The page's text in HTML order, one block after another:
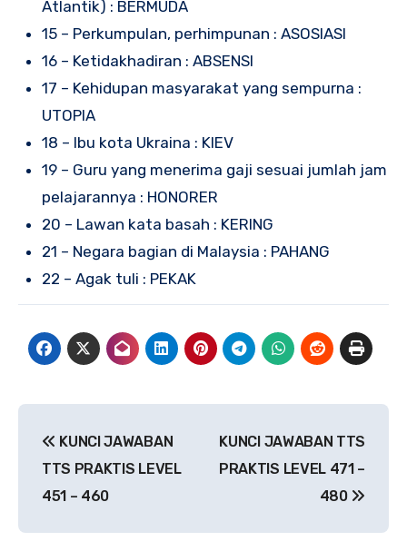
Atlantik) : BERMUDA
15 – Perkumpulan, perhimpunan : ASOSIASI
16 – Ketidakhadiran : ABSENSI
17 – Kehidupan masyarakat yang sempurna :
UTOPIA
18 – Ibu kota Ukraina : KIEV
19 – Guru yang menerima gaji sesuai jumlah jam
pelajarannya : HONORER
20 – Lawan kata basah : KERING
21 – Negara bagian di Malaysia : PAHANG
22 – Agak tuli : PEKAK
pos
KUNCI JAWABAN
TTS PRAKTIS LEVEL
451 – 460
KUNCI JAWABAN TTS
PRAKTIS LEVEL 471 –
480